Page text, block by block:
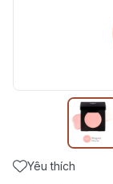
Yêu thích